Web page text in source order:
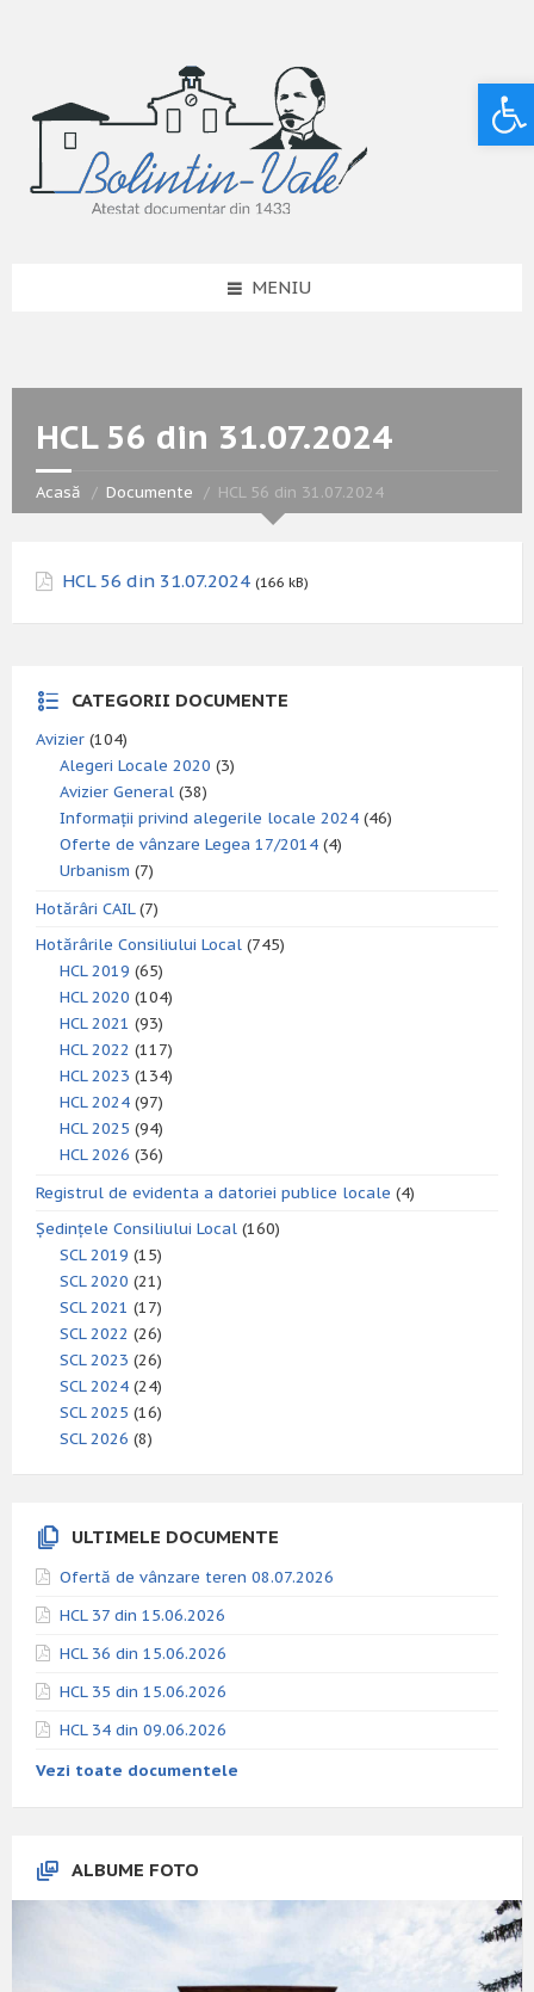
MENIU
HCL 56 din 31.07.2024
Acasă Documente HCL 56 din 31.07.2024
HCL 56 din 31.07.2024 (166 kB)
CATEGORII DOCUMENTE
Avizier (104)
Alegeri Locale 2020 (3)
Avizier General (38)
Informații privind alegerile locale 2024 (46)
Oferte de vânzare Legea 17/2014 (4)
Urbanism (7)
Hotărâri CAIL(7)
Hotărârile Consiliului Local (745)
HCL 2019 (65)
HCL 2020 (104)
HCL 2021 (93)
HCL 2022 (117)
HCL 2023 (134)
HCL 2024 (97)
HCL 2025 (94)
HCL 2026 (36)
Registrul de evidenta a datoriei publice locale (4)
Ședințele Consiliului Local (160)
SCL 2019 (15)
SCL 2020 (21)
SCL 2021 (17)
SCL 2022 (26)
SCL 2023 (26)
SCL 2024 (24)
SCL 2025 (16)
SCL 2026 (8)
ULTIMELE DOCUMENTE
Ofertă de vânzare teren 08.07.2026
HCL 37 din 15.06.2026
HCL 36 din 15.06.2026
HCL 35 din 15.06.2026
HCL 34 din 09.06.2026
Vezi toate documentele
ALBUME FOTO
Deschide bara de unelte